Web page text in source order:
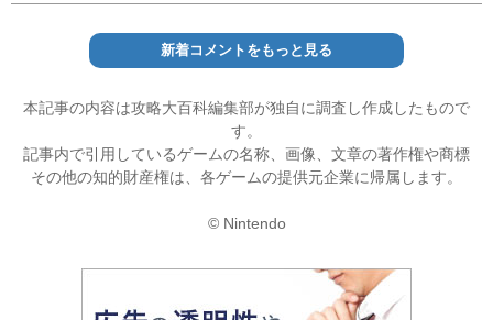
新着コメントをもっと見る
本記事の内容は攻略大百科編集部が独自に調査し作成したもので
す。
記事内で引用しているゲームの名称、画像、文章の著作権や商標
その他の知的財産権は、各ゲームの提供元企業に帰属します。
© Nintendo